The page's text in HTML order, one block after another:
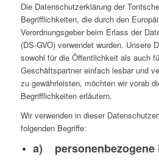
Die Datenschutzerklärung der
Begrifflichkeiten, die durch den
Verordnungsgeber beim Erlass der
(DS-GVO) verwendet wurden. Unsere
sowohl für die Öffentlichkeit als auch
Geschäftspartner einfach lesbar und
zu gewährleisten, möchten wir vorab
Begrifflichkeiten erläutern.
Wir verwenden in dieser
folgenden Begriffe:
a) personenbezogene